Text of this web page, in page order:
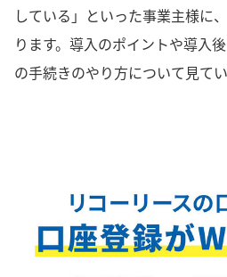
している」といった事業主様に
ります。導入のポイントや導入
の手続きのやり方について見てい